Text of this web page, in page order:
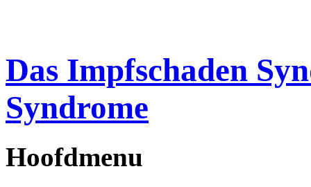
Das Impfschaden
Syndrome
Hoofdmenu